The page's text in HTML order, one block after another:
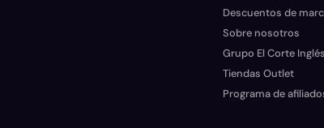
Descuentos de
Sobre nosotros
Grupo El Corte Inglés
Tiendas Outlet
Programa de